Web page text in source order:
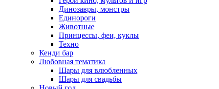
Динозавры, монстры
Единороги
Животные
Принцессы, феи, куклы
Техно
Кенди бар
Любовная тематика
Шары для влюбленных
Шары для свадьбы